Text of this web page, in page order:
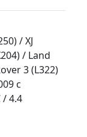
/ XJ
/ Land
3 (L322)
с
/ 4.4